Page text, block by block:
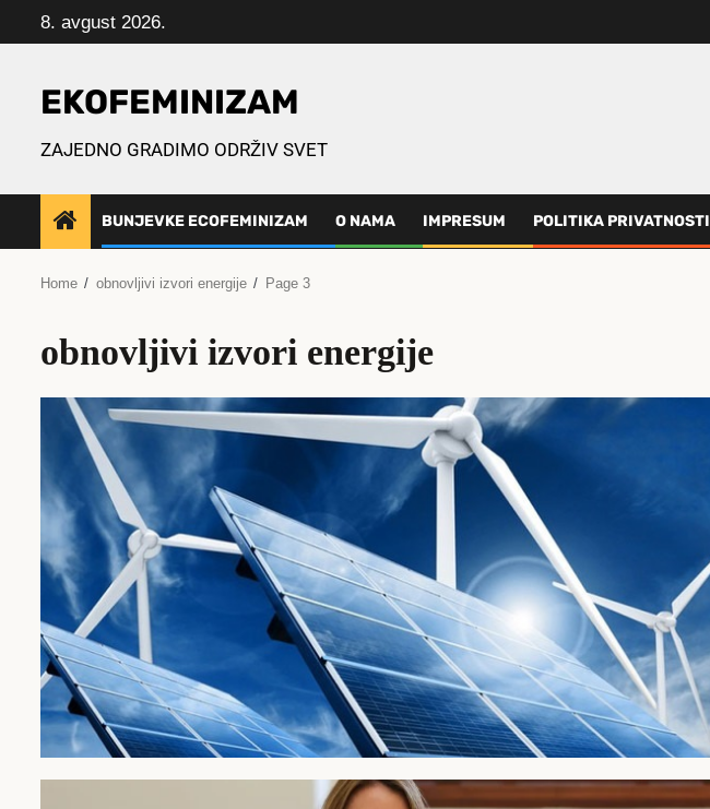
to
8. avgust 2026.
EKOFEMINIZAM
ZAJEDNO GRADIMO ODRŽIV SVET
BUNJEVKE ECOFEMINIZAM O NAMA IMPRESUM POLITIKA PRIVATNOSTI
Home obnovljivi izvori energije Page 3
obnovljivi izvori energije